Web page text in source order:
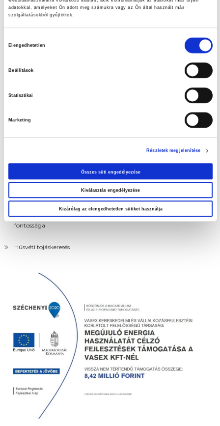
adatokkal, amelyeket Ön adott meg számukra vagy az Ön által használt más
szolgáltatásokból gyűjtöttek.
Elengedhetetlen
Beállítások
Statisztikai
Marketing
Részletek megjelenítése
Összes süti engedélyezése
Kiválasztás engedélyezése
Kizárólag az elengedhetetlen sütiket használja
Friss ajánlataink
Nézd meg aktuális ajánlatainkat!
A tiszta medence élménye – Az otthoni medence tisztításának
fontossága
Húsvéti tojáskeresés